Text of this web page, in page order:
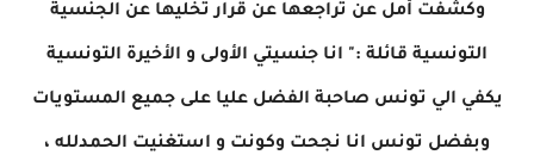
وكشفت أمل عن تراجعها عن قرار تخليها عن الجنسية
التونسية قائلة :" انا جنسيتي الأولى و الأخيرة التونسية
يكفي الي تونس صاحبة الفضل عليا على جميع المستويات
وبفضل تونس انا نجحت وكونت و استغنيت الحمدلله ،